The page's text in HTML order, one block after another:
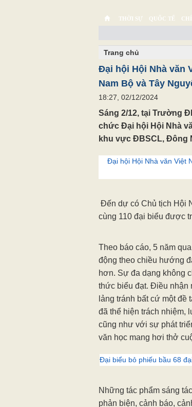
THỜI SỰ QUỐC TẾ
Trang chủ
Đại hội Hội Nhà văn
Nam Bộ và Tây
18:27, 02/12/2024
Sáng 2/12, tại Trường
chức Đại hội Hội Nhà
khu vực ĐBSCL, Đông
Đại hội Hội Nhà văn Việt
Đến dự có Chủ tịch Hội
động theo chiều hướng
hơn. Sự đa dạng không